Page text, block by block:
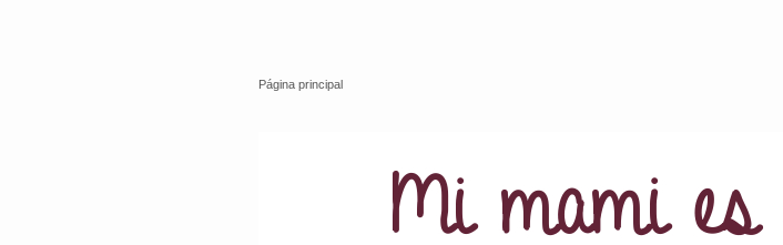
Página principal